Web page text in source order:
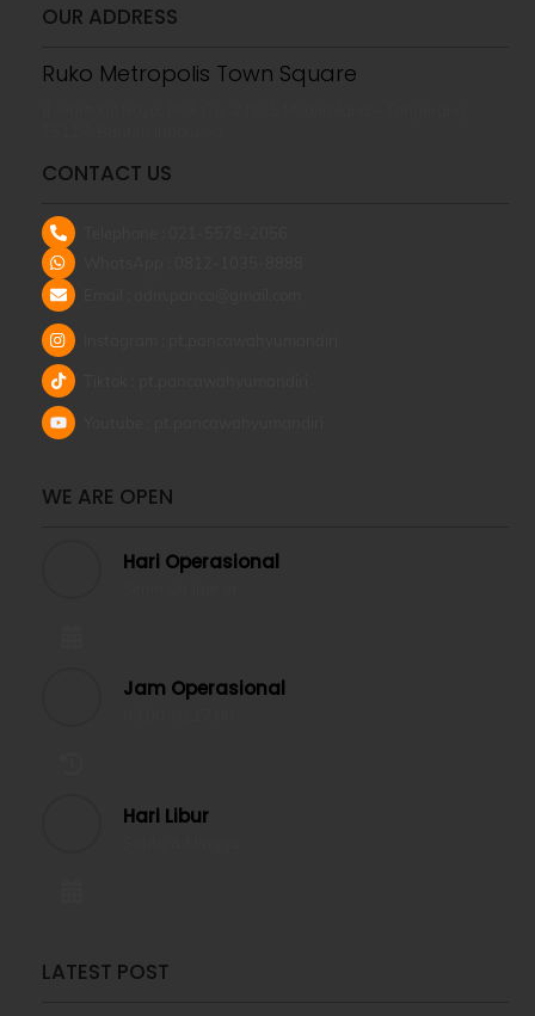
OUR ADDRESS
Ruko Metropolis Town Square
CONTACT US
WE ARE OPEN
Hari Operasional
Jam Operasional
Hari Libur
LATEST POST